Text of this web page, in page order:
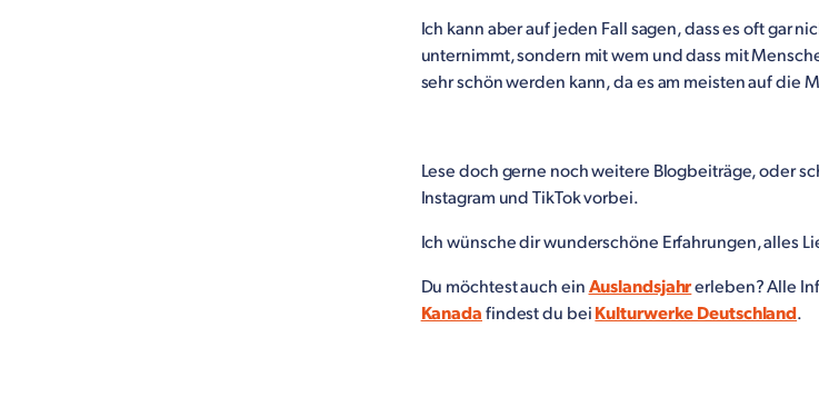
Ich kann aber auf jeden Fall sagen, dass es oft gar
unternimmt, sondern mit wem und dass mit
sehr schön werden kann, da es am meisten auf die
Lese doch gerne noch weitere Blogbeiträge, oder
Instagram und TikTok vorbei.
Ich wünsche dir wunderschöne Erfahrungen, alles
Du möchtest auch ein Auslandsjahrerleben? Alle
Kanada findest du bei Kulturwerke Deutschland.